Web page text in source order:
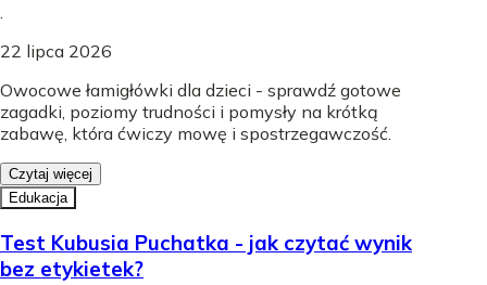
.
22 lipca 2026
Owocowe łamigłówki dla dzieci - sprawdź gotowe
zagadki, poziomy trudności i pomysły na krótką
zabawę, która ćwiczy mowę i spostrzegawczość.
Czytaj więcej
Edukacja
Test Kubusia Puchatka - jak czytać wynik
bez etykietek?